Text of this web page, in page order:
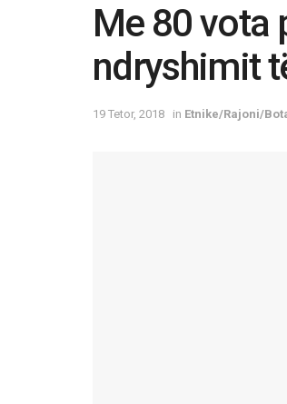
Me 80 vota
ndryshimit
19 Tetor, 2018 in Etnike/Rajoni/